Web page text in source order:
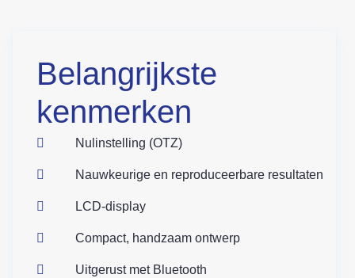
Belangrijkste
kenmerken
Nulinstelling (OTZ)
Nauwkeurige en reproduceerbare resultaten
LCD-display
Compact, handzaam ontwerp
Uitgerust met Bluetooth